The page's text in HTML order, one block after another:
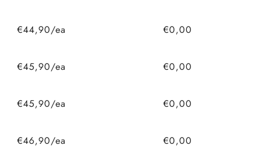
€44,90/ea €0,00
€45,90/ea €0,00
€45,90/ea €0,00
€46,90/ea €0,00